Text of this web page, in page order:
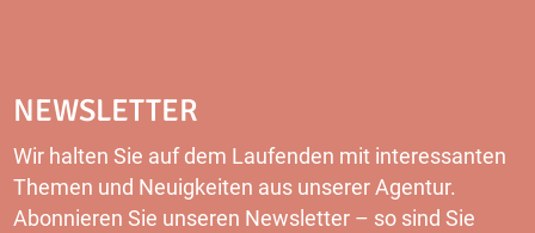
NEWSLETTER
Wir halten Sie auf dem Laufenden mit interessanten
Themen und Neuigkeiten aus unserer Agentur.
Abonnieren Sie unseren Newsletter – so sind Sie